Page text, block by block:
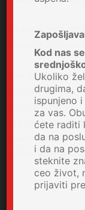
Na
Goran
Dečje srce
Tatjana Sajčić,
Ivana Rojević,
Milovan
Kod nas
Ukoliko
drugima,
ispunjeno
za vas.
ćete raditi
da na
i da na
steknite
ceo život,
prijaviti